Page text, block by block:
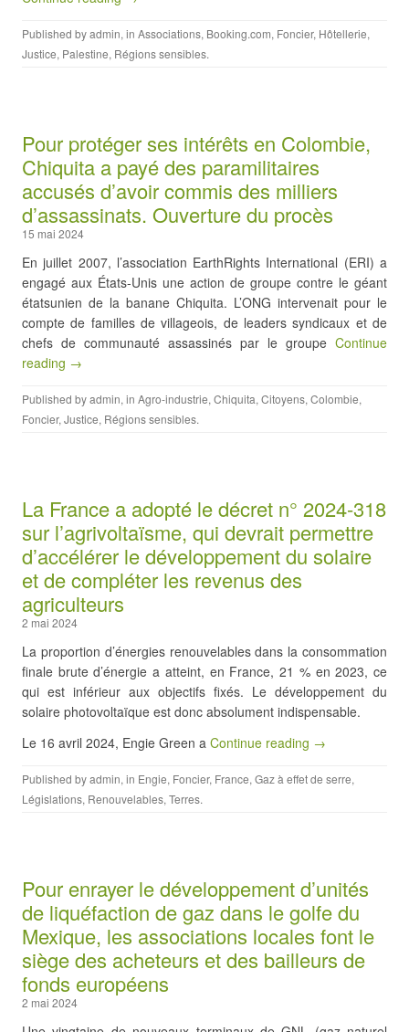
Published byadmin, in Associations, Booking.com, Foncier, Hôtellerie,
Justice, Palestine, Régions sensibles.
Pour protéger ses intérêts en Colombie,
Chiquita a payé des paramilitaires
accusés d’avoir commis des milliers
d’assassinats. Ouverture du procès
15 mai 2024
En juillet 2007, l’association EarthRights International (ERI) a
engagé aux États-Unis une action de groupe contre le géant
étatsunien de la banane Chiquita. L’ONG intervenait pour le
compte de familles de villageois, de leaders syndicaux et de
chefs de communauté assassinés par le groupe Continue
reading →
Published byadmin, in Agro-industrie, Chiquita, Citoyens, Colombie,
Foncier, Justice, Régions sensibles.
La France a adopté le décret n° 2024-318
sur l’agrivoltaïsme, qui devrait permettre
d’accélérer le développement du solaire
et de compléter les revenus des
agriculteurs
2 mai 2024
La proportion d’énergies renouvelables dans la consommation
finale brute d’énergie a atteint, en France, 21 % en 2023, ce
qui est inférieur aux objectifs fixés. Le développement du
solaire photovoltaïque est donc absolument indispensable.
Le 16 avril 2024, Engie Green a Continue reading →
Published byadmin, in Engie, Foncier, France, Gaz à effet de serre,
Législations, Renouvelables, Terres.
Pour enrayer le développement d’unités
de liquéfaction de gaz dans le golfe du
Mexique, les associations locales font le
siège des acheteurs et des bailleurs de
fonds européens
2 mai 2024